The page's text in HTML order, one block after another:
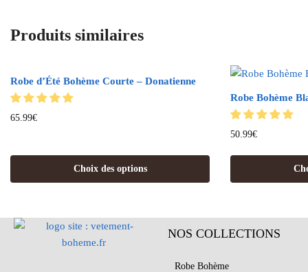
Produits similaires
Robe d’Été Bohème Courte – Donatienne
65.99€
Choix des options
Robe Bohème
50.99€
NOS COLLECTIONS
Robe Bohème